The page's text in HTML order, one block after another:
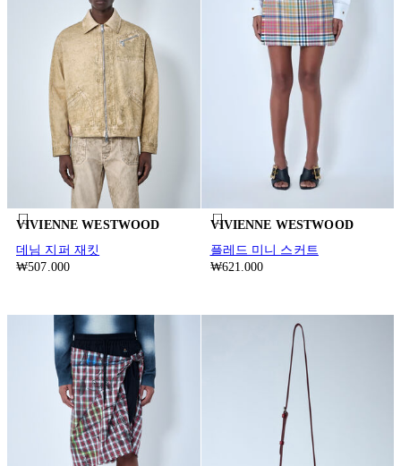
VIVIENNE WESTWOOD
데님 지퍼 재킷
₩507.000
VIVIENNE WESTWOOD
플레드 미니 스커트
₩621.000